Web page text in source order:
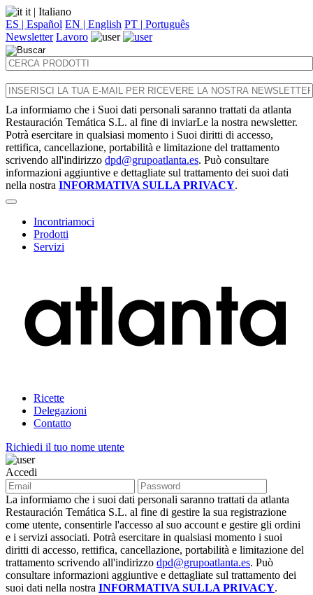
it | Italiano
ES | Español EN | English PT | Português
Newsletter Lavoro
La informiamo che i Suoi dati personali saranno trattati da atlanta
Restauración Temática S.L. al fine di inviarLe la nostra newsletter.
Potrà esercitare in qualsiasi momento i Suoi diritti di accesso,
rettifica, cancellazione, portabilità e limitazione del trattamento
scrivendo all'indirizzo dpd@grupoatlanta.es. Può consultare
informazioni aggiuntive e dettagliate sul trattamento dei suoi dati
nella nostra INFORMATIVA SULLA PRIVACY.
Incontriamoci
Prodotti
Servizi
Ricette
Delegazioni
Contatto
Richiedi il tuo nome utente
Accedi
La informiamo che i suoi dati personali saranno trattati da atlanta
Restauración Temática S.L. al fine di gestire la sua registrazione
come utente, consentirle l'accesso al suo account e gestire gli ordini
e i servizi associati. Potrà esercitare in qualsiasi momento i suoi
diritti di accesso, rettifica, cancellazione, portabilità e limitazione del
trattamento scrivendo all'indirizzo dpd@grupoatlanta.es. Può
consultare informazioni aggiuntive e dettagliate sul trattamento dei
suoi dati nella nostra INFORMATIVA SULLA PRIVACY.